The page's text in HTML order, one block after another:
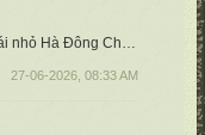
nhỏ Hà Đông Chốn ấy mùa bay nắng có nồng
27-06-2026, 08:33 AM